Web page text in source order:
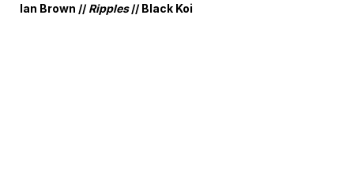
Ian Brown // Ripples// Black Koi